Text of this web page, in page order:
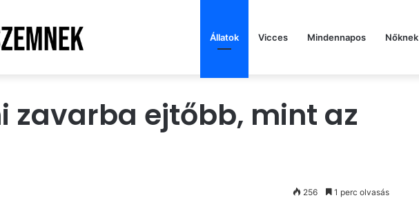
Állatok Vicces Mindennapos Nőknek
zavarba ejtőbb, mint az
256 1 perc olvasás